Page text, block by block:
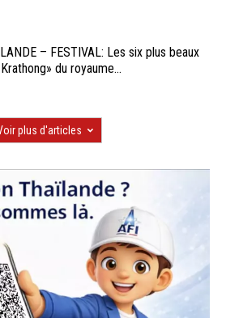
– FESTIVAL: Les six plus beaux
du royaume...
plus d'articles